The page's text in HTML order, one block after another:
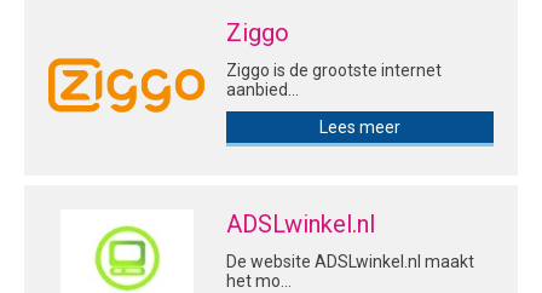
Ziggo
Ziggo is de grootste internet
aanbied...
Lees meer
ADSLwinkel.nl
De website ADSLwinkel.nl maakt
het mo...